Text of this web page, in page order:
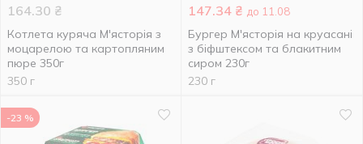
164.30 ₴
Котлета куряча М'ясторія з
моцарелою та картопляним
пюре 350г
350 г
147.34 ₴ до 11.08
Бургер М'ясторія на круасані
з біфштексом та блакитним
сиром 230г
230 г
-23 %